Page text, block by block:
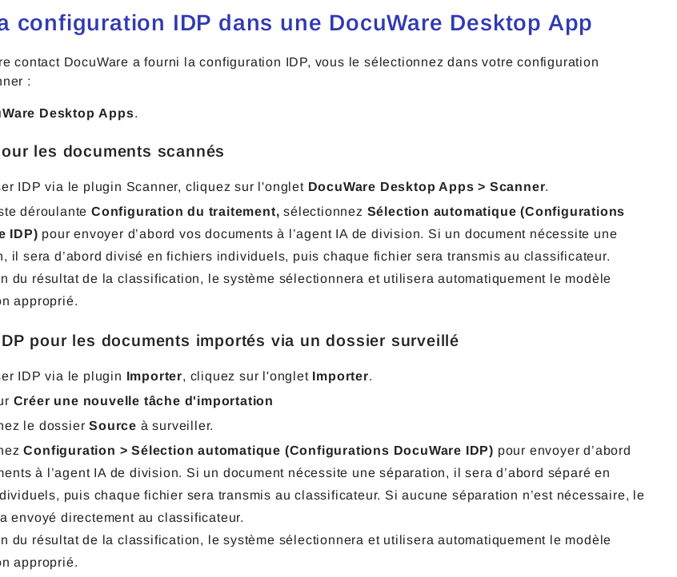
configuration IDP dans une DocuWare Desktop App
contact DocuWare a fourni la configuration IDP, vous le sélectionnez dans votre configuration
:
Desktop Apps.
les documents scannés
IDP via le plugin Scanner, cliquez sur l'onglet DocuWare Desktop Apps > Scanner.
déroulante Configuration du traitement, sélectionnez Sélection automatique (Configurations
IDP) pour envoyer d’abord vos documents à l’agent IA de division. Si un document nécessite une
il sera d’abord divisé en fichiers individuels, puis chaque fichier sera transmis au classificateur.
du résultat de la classification, le système sélectionnera et utilisera automatiquement le modèle
approprié.
pour les documents importés via un dossier surveillé
IDP via le plugin Importer, cliquez sur l'onglet Importer.
Créer une nouvelle tâche d'importation
le dossierSource à surveiller.
Configuration > Sélection automatique (Configurations DocuWare IDP) pour envoyer d’abord
à l’agent IA de division. Si un document nécessite une séparation, il sera d’abord séparé en
puis chaque fichier sera transmis au classificateur. Si aucune séparation n’est nécessaire, le
envoyé directement au classificateur.
du résultat de la classification, le système sélectionnera et utilisera automatiquement le modèle
approprié.